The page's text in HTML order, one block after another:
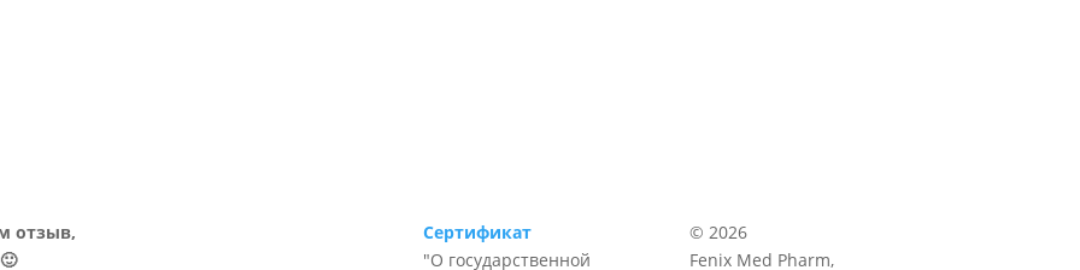
отзыв,
Сертификат
"О государственной
© 2026
Fenix Med Pharm,